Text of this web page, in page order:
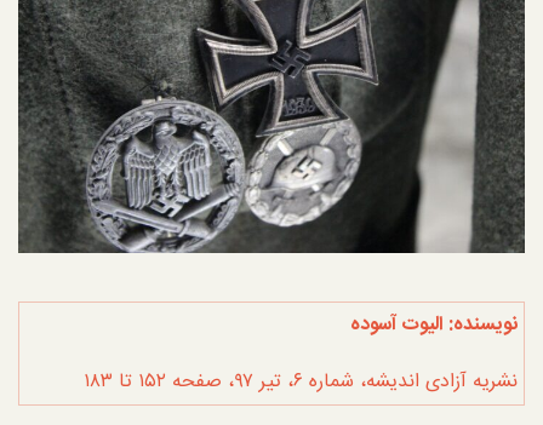
نویسنده: الیوت آسوده
نشریه آزادی اندیشه، شماره ۶، تیر ۹۷، صفحه ۱۵۲ تا ۱۸۳